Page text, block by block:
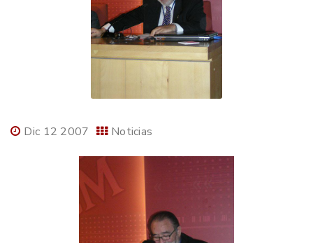
Dic 12 2007 Noticias